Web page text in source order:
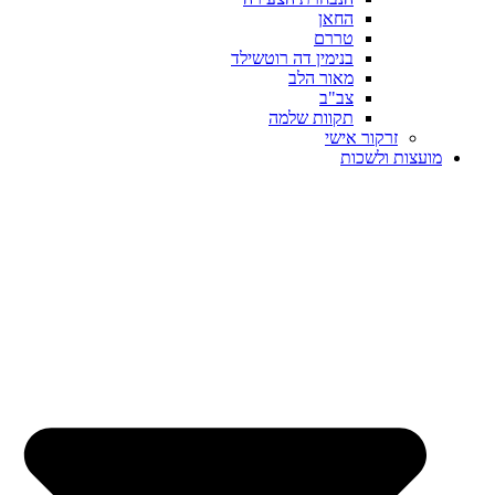
החאן
טררם
בנימין דה רוטשילד
מאור הלב
צב"ב
תקוות שלמה
זרקור אישי
מועצות ולשכות